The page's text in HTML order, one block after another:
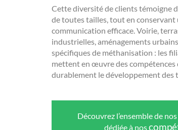
Cette diversité de clients témoigne
de toutes tailles, tout en
communication efficace. Voirie,
industrielles, aménagements
spécifiques de méthanisation : les
mettent en œuvre des
durablement le développement des
Découvrez l’ensemble de
dédiée à nos